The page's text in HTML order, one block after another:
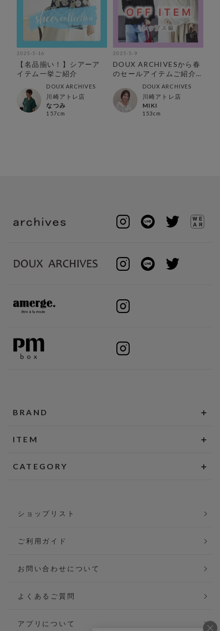
2025-5-16
【名品揃い！】シアーア
イテム一挙ご紹介
DOUX ARCHIVES
川崎アトレ店
なつみ
157cm
2025-5-9
DOUX ARCHIVESから春
のセールアイテムご紹介
【トップス編】DOUX ARCHIVES
川崎アトレ店
MIKI
153cm
BRAND
ITEM
CATEGORY
ショップリスト
ご利用ガイド
お問い合わせについて
よくあるご質問
アプリについて